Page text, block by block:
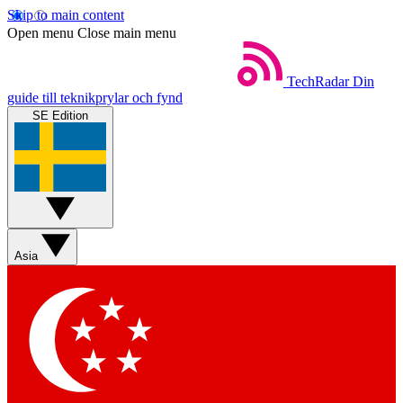
Skip to main content
Open menu Close main menu
TechRadar Din
guide till teknikprylar och fynd
SE Edition
Asia